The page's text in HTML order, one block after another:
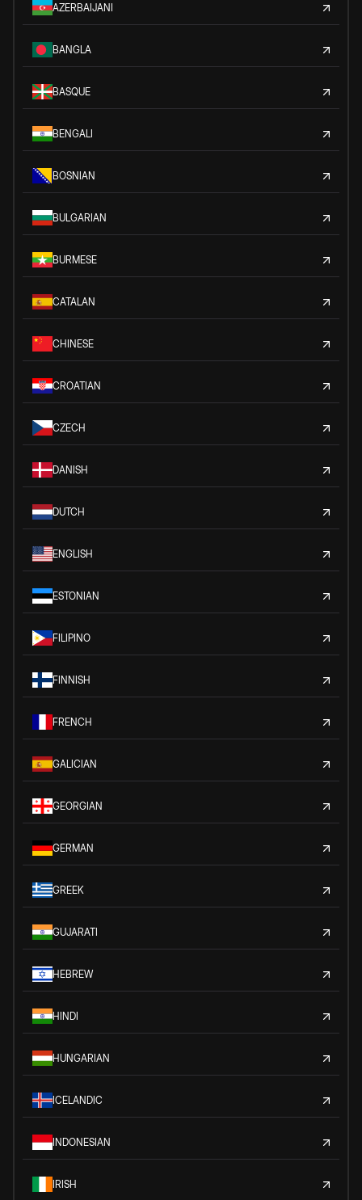
AZERBAIJANI
BANGLA
BASQUE
BENGALI
BOSNIAN
BULGARIAN
BURMESE
CATALAN
CHINESE
CROATIAN
CZECH
DANISH
DUTCH
ENGLISH
ESTONIAN
FILIPINO
FINNISH
FRENCH
GALICIAN
GEORGIAN
GERMAN
GREEK
GUJARATI
HEBREW
HINDI
HUNGARIAN
ICELANDIC
INDONESIAN
IRISH